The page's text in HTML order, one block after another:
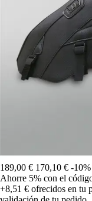
189,00 € 170,10 € -10%
Ahorre 5% con el
+8,51 € ofrecidos en tu